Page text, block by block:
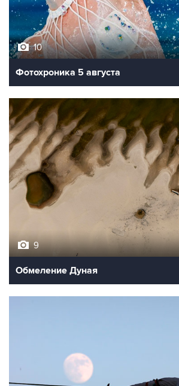
10
Фотохроника 5 августа
9
Обмеление Дуная